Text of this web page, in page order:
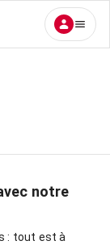
notre
: tout est à